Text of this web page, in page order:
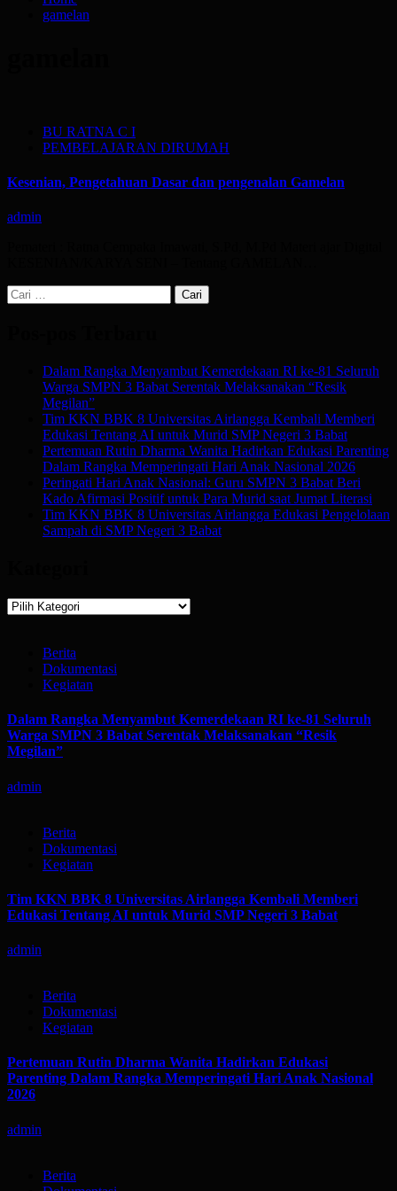
gamelan
BU RATNA C I
PEMBELAJARAN DIRUMAH
Kesenian, Pengetahuan Dasar dan pengenalan Gamelan
admin
Cari
untuk:
Dalam Rangka Menyambut Kemerdekaan RI ke-81 Seluruh
Warga SMPN 3 Babat Serentak Melaksanakan “Resik
Megilan”
Tim KKN BBK 8 Universitas Airlangga Kembali Memberi
Edukasi Tentang AI untuk Murid SMP Negeri 3 Babat
Pertemuan Rutin Dharma Wanita Hadirkan Edukasi Parenting
Dalam Rangka Memperingati Hari Anak Nasional 2026
Peringati Hari Anak Nasional: Guru SMPN 3 Babat Beri
Kado Afirmasi Positif untuk Para Murid saat Jumat Literasi
Tim KKN BBK 8 Universitas Airlangga Edukasi Pengelolaan
Sampah di SMP Negeri 3 Babat
Kategori
Berita
Dokumentasi
Kegiatan
Dalam Rangka Menyambut Kemerdekaan RI ke-81 Seluruh
Warga SMPN 3 Babat Serentak Melaksanakan “Resik
Megilan”
admin
Berita
Dokumentasi
Kegiatan
Tim KKN BBK 8 Universitas Airlangga Kembali Memberi
Edukasi Tentang AI untuk Murid SMP Negeri 3 Babat
admin
Berita
Dokumentasi
Kegiatan
Pertemuan Rutin Dharma Wanita Hadirkan Edukasi
Parenting Dalam Rangka Memperingati Hari Anak Nasional
2026
admin
Berita